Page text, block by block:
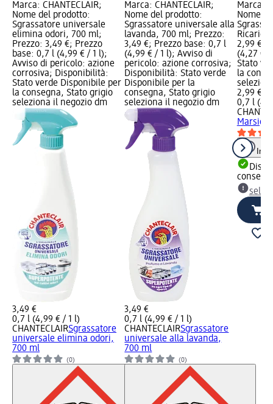
Marca: CHANTECLAIR;
Nome del prodotto:
Sgrassatore universale
elimina odori, 700 ml;
Prezzo: 3,49 €; Prezzo
base: 0,7 l (4,99 € / 1 l);
Avviso di pericolo: azione
corrosiva; Disponibilità:
Stato verde Disponibile per
la consegna, Stato grigio
seleziona il negozio dm
3,49 €
0,7 l (4,99 € / 1 l)
CHANTECLAIRSgrassatore
universale elimina odori,
700 ml
(0)
Marca: CHANTECLAIR;
Nome del prodotto:
Sgrassatore universale alla
lavanda, 700 ml; Prezzo:
3,49 €; Prezzo base: 0,7 l
(4,99 € / 1 l); Avviso di
pericolo: azione corrosiva;
Disponibilità: Stato verde
Disponibile per la
consegna, Stato grigio
seleziona il negozio dm
3,49 €
0,7 l (4,99 € / 1 l)
CHANTECLAIRSgrassatore
universale alla lavanda,
700 ml
(0)
Marca:
Nome
2,99 €;
(4,27 €
Stato
la
2,99 €
0,7 l